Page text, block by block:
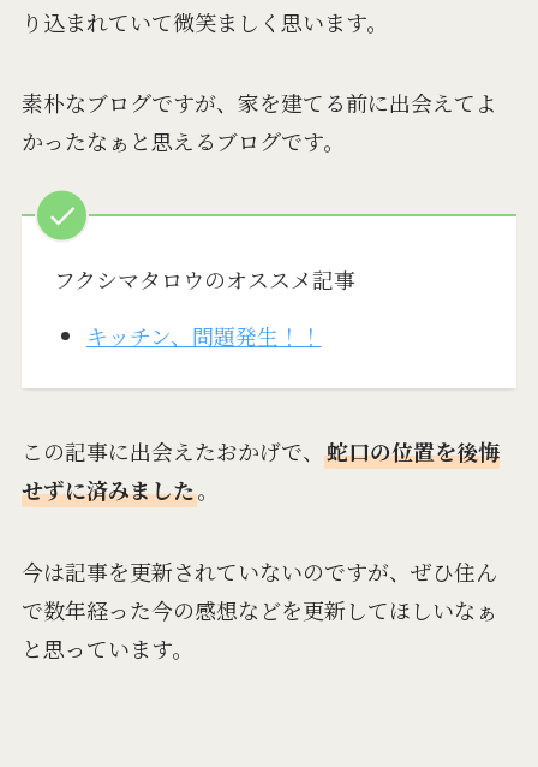
り込まれていて微笑ましく思います。
素朴なブログですが、家を建てる前に出会えてよ
かったなぁと思えるブログです。
フクシマタロウのオススメ記事
キッチン、問題発生！！
この記事に出会えたおかげで、 蛇口の位置を後悔
せずに済みました。
今は記事を更新されていないのですが、ぜひ住ん
で数年経った今の感想などを更新してほしいなぁ
と思っています。